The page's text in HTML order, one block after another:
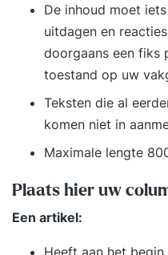
De inhoud moet
uitdagen en
doorgaans een fiks
toestand op uw
Teksten die al
komen niet in
Maximale lengte
Plaats hier uw
Een artikel: